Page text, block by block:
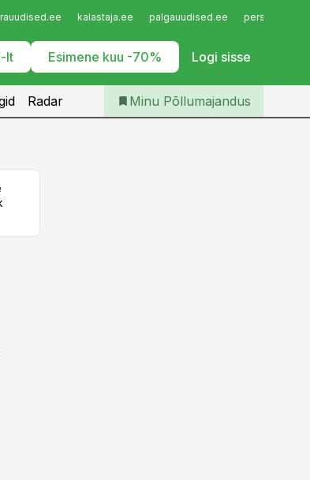
kalastaja.ee palgauudised.ee
lt Esimene kuu -70% Logi sisse
Iseteenindus
Telli Põllumajandus
Radar Minu Põllumajandus